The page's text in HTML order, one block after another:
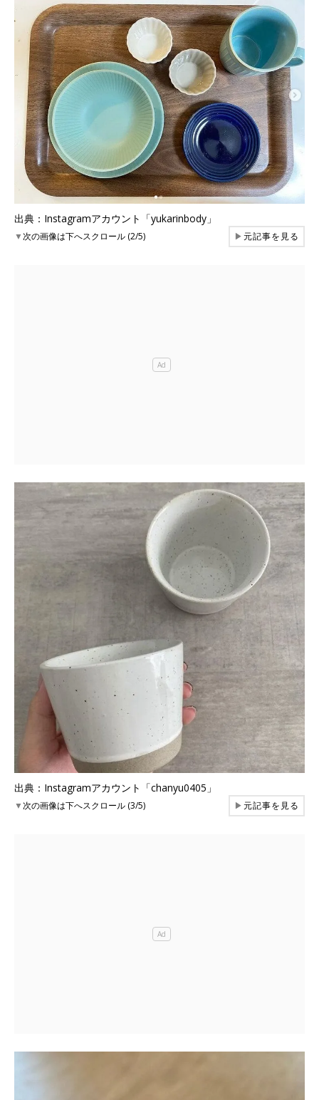
出典：Instagramアカウント「yukarinbody」
▼次の画像は下へスクロール (2/5) ▶元記事を見る
出典：Instagramアカウント「chanyu0405」
▼次の画像は下へスクロール (3/5) ▶元記事を見る